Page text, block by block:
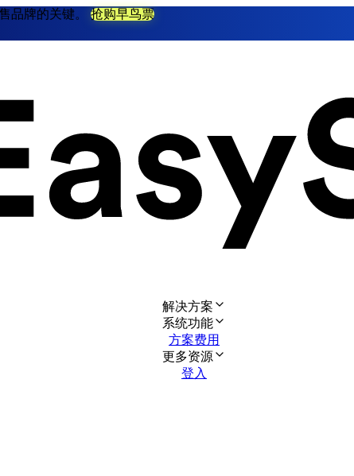
品牌的关键。 抢购早鸟票
解决方案
系统功能
方案费用
更多资源
登入